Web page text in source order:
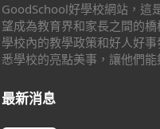
GoodSchool好學校網站，這
望成為教育界和家長之間的
學校內的教學政策和好人好
悉學校的亮點美事，讓他們
最新消息